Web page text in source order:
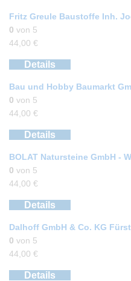
Fritz Greule Baustoffe Inh.
0 von 5
44,00 €
Details
Bau und Hobby Baumarkt
0 von 5
44,00 €
Details
BOLAT Natursteine GmbH -
0 von 5
44,00 €
Details
Dalhoff GmbH & Co. KG
0 von 5
44,00 €
Details